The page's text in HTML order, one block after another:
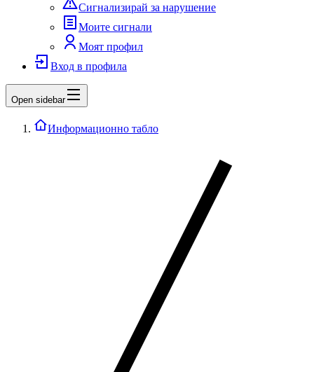
Сигнализирай за нарушение
Моите сигнали
Моят профил
Вход в профила
Open sidebar
Информационно табло